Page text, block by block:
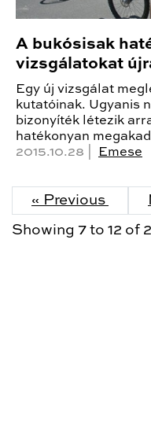
A bukósisak
vizsgálatokat
Egy új vizsgálat
kutatóinak. Ugyanis
bizonyíték létezik
hatékonyan
2015.10.28 |
Emese
« Previous
Showing 7 to 12 of